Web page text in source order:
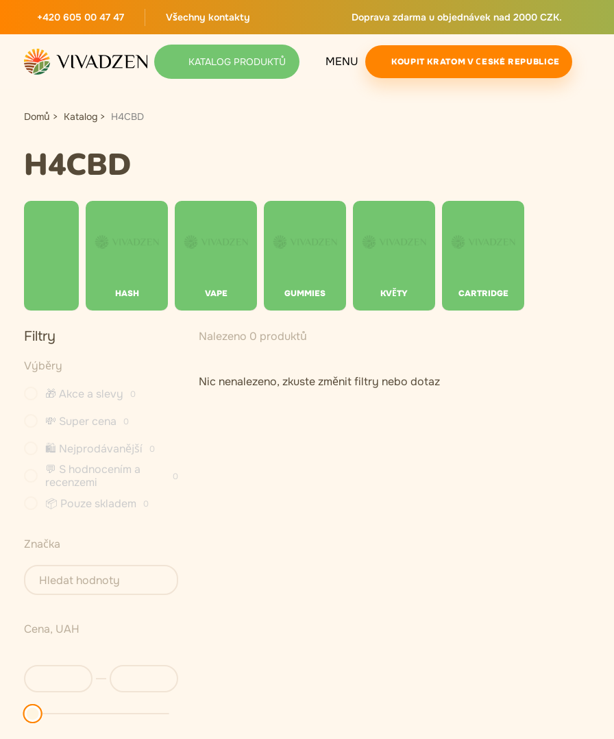
+420 605 00 47 47 Všechny kontakty Doprava zdarma u objednávek nad 2000 CZK.
KATALOG PRODUKTŮ MENU KOUPIT KRATOM V ČESKÉ REPUBLICE
Domů Katalog H4CBD
H4CBD
HASH VAPE GUMMIES KVĚTY CARTRIDGE
Filtry Nalezeno 0 produktů
Výběry
🎁 Akce a slevy
0
💸 Super cena 0
🛍 Nejprodávanější 0
💬 S hodnocením a
recenzemi
0
📦 Pouze skladem 0
Značka
Cena, UAH
Nic nenalezeno, zkuste změnit filtry nebo dotaz